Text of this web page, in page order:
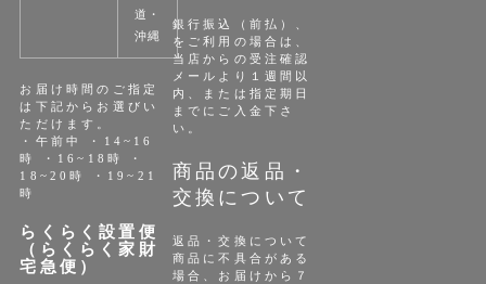
道・
沖縄
お届け時間のご指定
は下記からお選びい
ただけます。
・午前中 ・14~16
時 ・16~18時 ・
18~20時 ・19~21
時
らくらく設置便
（らくらく家財
宅急便）
銀行振込（前払）、
をご利用の場合は、
当店からの受注確認
メールより１週間以
内、または指定期日
までにご入金下さ
い。
商品の返品・
交換について
返品・交換について
商品に不具合がある
場合、お届けから７